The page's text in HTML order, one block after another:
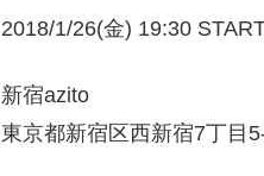
2018/1/26(金) 19:30
新宿azito
東京都新宿区西新宿7丁目